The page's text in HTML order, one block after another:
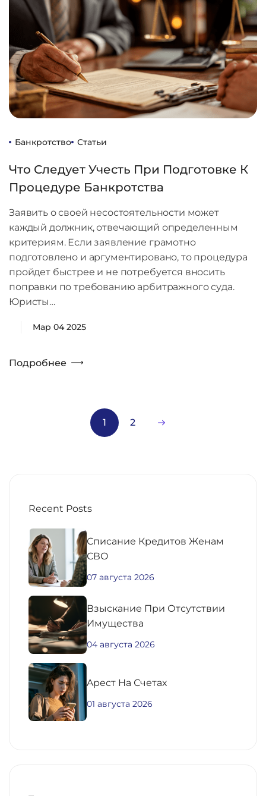
Банкротство Статьи
Что Следует Учесть При Подготовке К
Процедуре Банкротства
Заявить о своей несостоятельности может
каждый должник, отвечающий определенным
критериям. Если заявление грамотно
подготовлено и аргументировано, то процедура
пройдет быстрее и не потребуется вносить
поправки по требованию арбитражного суда.
Юристы…
Мар 04 2025
Подробнее
1 2
Recent Posts
Списание Кредитов Женам
СВО
07 августа 2026
Взыскание При Отсутствии
Имущества
04 августа 2026
Aрест На Счетах
01 августа 2026